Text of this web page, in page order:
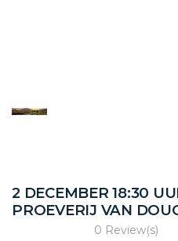
2 DECEMBER 18:30
PROEVERIJ VAN
0 Review(s)